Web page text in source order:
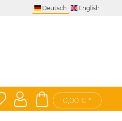
Deutsch English
0,00 € *